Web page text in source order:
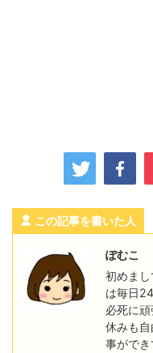
この記事を書いた人
ぽむこ
初めま
は毎日
必死に
休みも
事がで